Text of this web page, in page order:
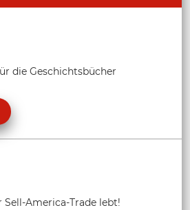
die Geschichtsbücher
Sell-America-Trade lebt!